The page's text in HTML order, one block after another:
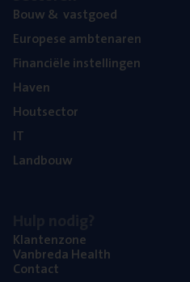
Bouw& vastgoed
Euro­pe­se ambtenaren
Finan­ci­ë­le instellingen
Haven
Hout­sec­tor
IT
Land­bouw
Klan­ten­zo­ne
Van­b­re­da Health
Con­tact